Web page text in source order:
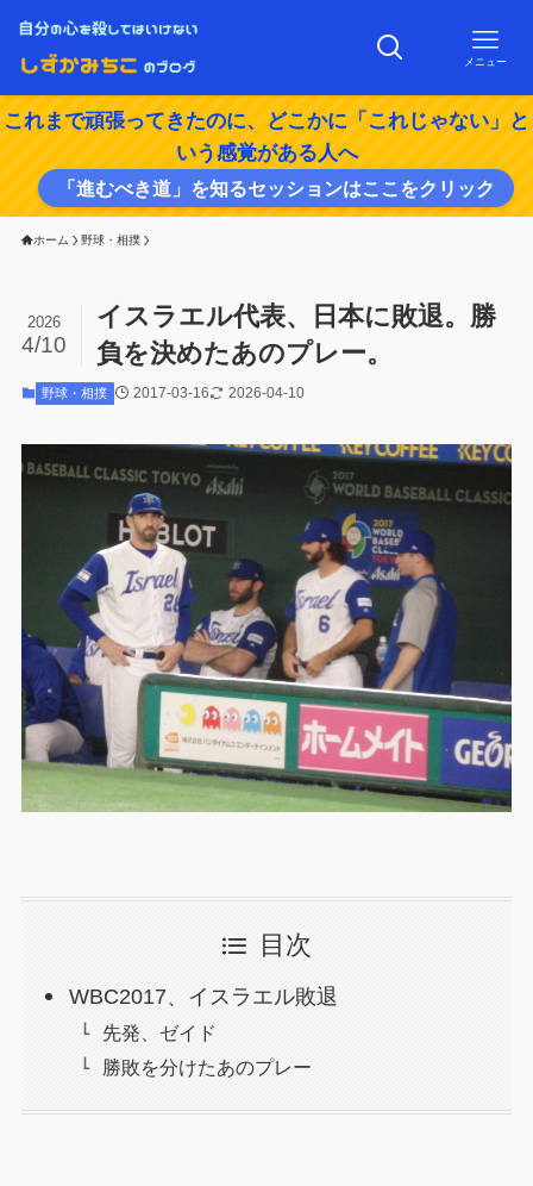
メニュー
これまで頑張ってきたのに、どこかに「これじゃない」と
いう感覚がある人へ
「進むべき道」を知るセッションはここをクリック
ホーム 野球・相撲
イスラエル代表、日本に敗退。勝
負を決めたあのプレー。
2026
4/10
野球・相撲 2017-03-16 2026-04-10
目次
WBC2017、イスラエル敗退
先発、ゼイド
勝敗を分けたあのプレー